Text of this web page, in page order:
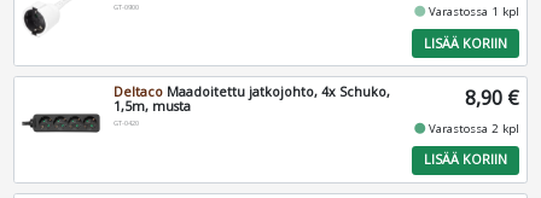
GT-0900 fiber_manual_recordVarastossa 1 kpl
LISÄÄ KORIIN
Deltaco Maadoitettu jatkojohto, 4x Schuko,
1,5m, musta
GT-0420
8,90 €
fiber_manual_recordVarastossa 2 kpl
LISÄÄ KORIIN